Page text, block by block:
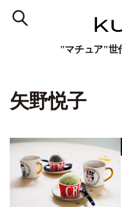
"マチュア"世
矢野悦子